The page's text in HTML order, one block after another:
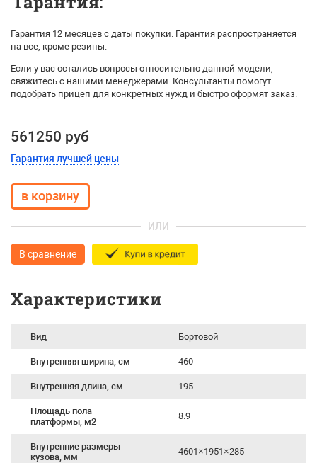
Гарантия 12 месяцев с даты покупки. Гарантия распространяется
на все, кроме резины.
Если у вас остались вопросы относительно данной модели,
свяжитесь с нашими менеджерами. Консультанты помогут
подобрать прицеп для конкретных нужд и быстро оформят заказ.
561250 руб
Гарантия лучшей цены
ИЛИ
В сравнение
Характеристики
Вид Бортовой
Внутренняя ширина, см 460
Внутренняя длина, см 195
Площадь пола
платформы, м2
8.9
Внутренние размеры
кузова, мм
4601×1951×285